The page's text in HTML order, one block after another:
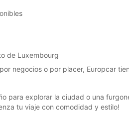
de Luxembourg
negocios o por placer, Europcar
para explorar la ciudad o una
tu viaje con comodidad y estilo!